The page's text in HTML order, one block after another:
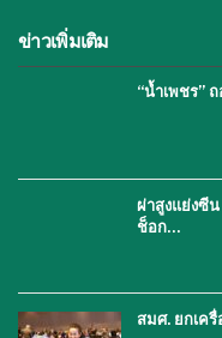
ข่าวเพิ่มเติม
“น้ำเพชร”
ผ่าสูงแย่งซีน
ช็อก…
สมศ. ยกเค